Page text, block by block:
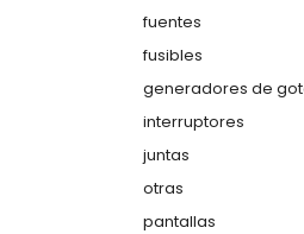
fuentes
fusibles
generadores de
interruptores
juntas
otras
pantallas